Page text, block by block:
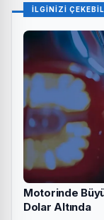
İLGİNİZİ
Motorinde
Dolar Altında